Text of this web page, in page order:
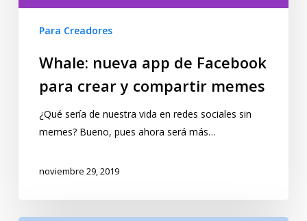
Para Creadores
Whale: nueva app de Facebook
para crear y compartir memes
¿Qué sería de nuestra vida en redes sociales sin
memes? Bueno, pues ahora será más…
noviembre 29, 2019